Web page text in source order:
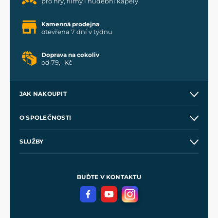
Kamenná prodejna
otevřena 7 dní v týdnu
Doprava na cokoliv
od 79,- Kč
JAK NAKOUPIT
Velkoobchod
O SPOLEČNOSTI
SLUŽBY
Meče pro Kingdom Come
BUĎTE V KONTAKTU